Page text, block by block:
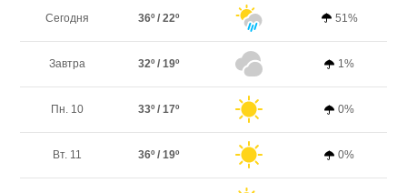
Сегодня 36º / 22º 51%
Завтра 32º / 19º 1%
Пн. 10 33º / 17º 0%
Вт. 11 36º / 19º 0%